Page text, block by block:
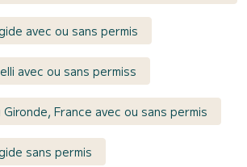
avec ou sans permis
avec ou sans permiss
France avec ou sans permis
sans permis